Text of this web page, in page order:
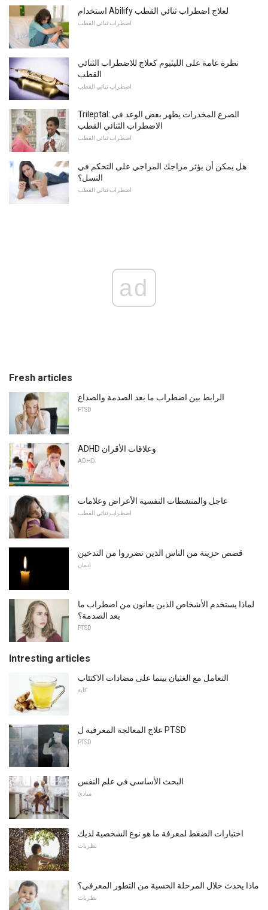
استخدام Abilify لعلاج اضطراب ثنائي القطب
اضطراب ثنائي القطب
نظرة عامة على الليثيوم كعلاج للاضطراب الثنائي
القطب
اضطراب ثنائي القطب
Trileptal: الصرع المخدرات يظهر بعض الوعد في
الاضطراب الثنائي القطب
اضطراب ثنائي القطب
هل يمكن أن يؤثر مزاجك المزاجي على التحكم في
النسل؟
اضطراب ثنائي القطب
ad
Fresh articles
الرابط بين اضطراب ما بعد الصدمة والصداع
PTSD
ADHD وعلاقات الأقران
ADHD
عاجل والمنشطات النفسية الأعراض وعلامات
اضطراب ثنائي القطب
قصص حزينة من الناس الذين تضرروا من التدخين
إدمان
لماذا يستخدم الأشخاص الذين يعانون من اضطراب ما
بعد الصدمة؟
PTSD
Intresting articles
التعامل مع الغثيان بينما على مضادات الاكتئاب
كآبة
علاج المعالجة المعرفية ل PTSD
PTSD
البحث الأساسي في علم النفس
مبادئ
اختبارات الضغط لمعرفة ما هو نوع الشخصية لديك
نظريات
ماذا يحدث خلال المرحلة الحسية من التطور المعرفي؟
نظريات